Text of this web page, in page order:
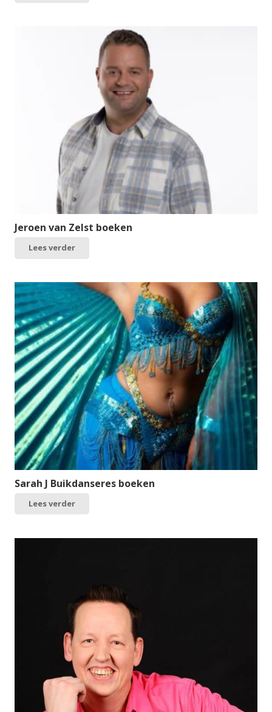
Jeroen van Zelst boeken
Lees verder
Sarah J Buikdanseres boeken
Lees verder